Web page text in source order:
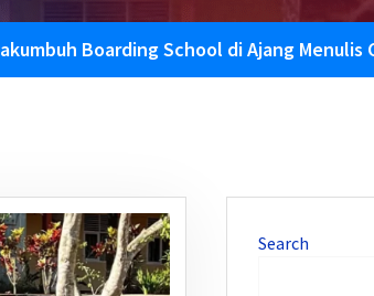
Boarding School di Ajang
Search